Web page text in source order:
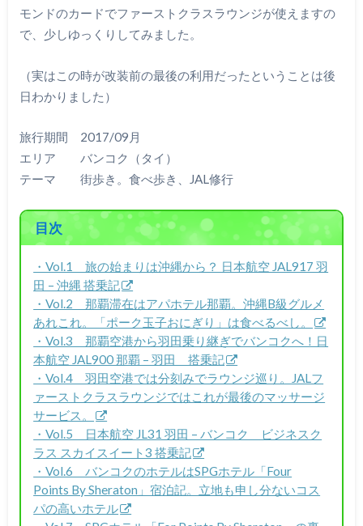
モンドのカードでファーストクラスラウンジが使えますの
で、少しゆっくりしてみました。
（実はこの時が改装前の最後の利用だったということは後
日わかりました）
旅行期間 2017/09月
エリア バンコク（タイ）
テーマ 街歩き。食べ歩き、JAL修行
目次
・Vol.1 旅の始まりは沖縄から？ 日本航空 JAL917 羽
田 – 沖縄 搭乗記
・Vol.2 那覇滞在はアパホテル那覇。沖縄B級グルメ
あれこれ。「ポーク玉子おにぎり」は食べるべし。
・Vol.3 那覇空港から羽田乗り継ぎでバンコクへ！日
本航空 JAL900 那覇 – 羽田 搭乗記
・Vol.4 羽田空港では分刻みでラウンジ巡り。JALフ
ァーストクラスラウンジではこれが最後のマッサージ
サービス。
・Vol.5 日本航空 JL31 羽田 – バンコク ビジネスク
ラス スカイスイート3 搭乗記
・Vol.6 バンコクのホテルはSPGホテル「Four
Points By Sheraton」宿泊記。立地も申し分ないコス
パの高いホテル